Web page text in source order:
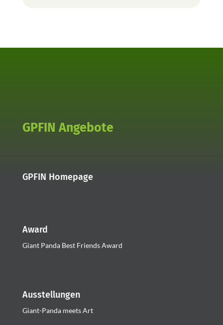
GPFIN Angebote
GPFIN Homepage
Award
Giant Panda Best Friends Award
Ausstellungen
Giant-Panda meets Art